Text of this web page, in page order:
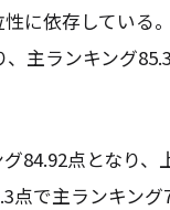
に依存している
主ランキング
84.92点となり、
点で主ランキング